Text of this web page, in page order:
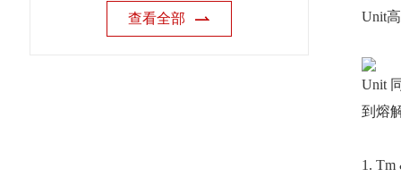
查看全部 Unit
Unit
到熔
1. Tm